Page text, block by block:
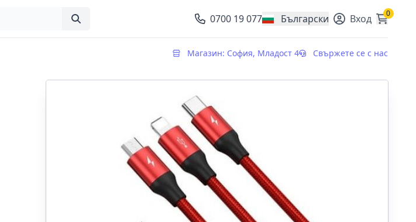
0700 19 077 Български
, change currency Вход 0
Магазин: София, Младост 4 Свържете се с нас